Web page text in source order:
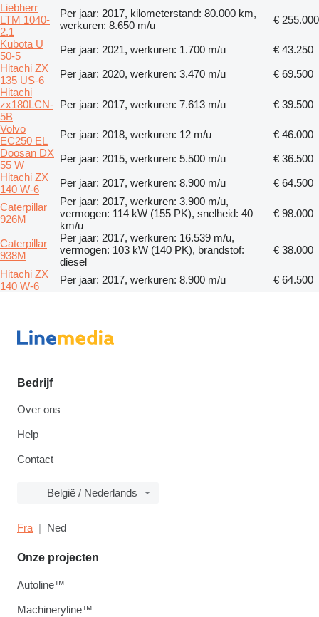
Liebherr
LTM 1040-
2.1
Per jaar: 2017, kilometerstand: 80.000 km,
werkuren: 8.650 m/u
€ 255.000
Kubota U
50-5
Per jaar: 2021, werkuren: 1.700 m/u
€ 43.250
Hitachi ZX
135 US-6
Per jaar: 2020, werkuren: 3.470 m/u
€ 69.500
Hitachi
zx180LCN-
5B
Per jaar: 2017, werkuren: 7.613 m/u
€ 39.500
Volvo
EC250 EL
Per jaar: 2018, werkuren: 12 m/u
€ 46.000
Doosan DX
55 W
Per jaar: 2015, werkuren: 5.500 m/u
€ 36.500
Hitachi ZX
140 W-6
Per jaar: 2017, werkuren: 8.900 m/u
€ 64.500
Caterpillar
926M
Per jaar: 2017, werkuren: 3.900 m/u,
vermogen: 114 kW (155 PK), snelheid: 40
km/u
€ 98.000
Caterpillar
938M
Per jaar: 2017, werkuren: 16.539 m/u,
vermogen: 103 kW (140 PK), brandstof:
diesel
€ 38.000
Hitachi ZX
140 W-6
Per jaar: 2017, werkuren: 8.900 m/u € 64.500
Bedrijf
Over ons
Help
Contact
België / Nederlands
Fra Ned
Onze projecten
Autoline™
Machineryline™